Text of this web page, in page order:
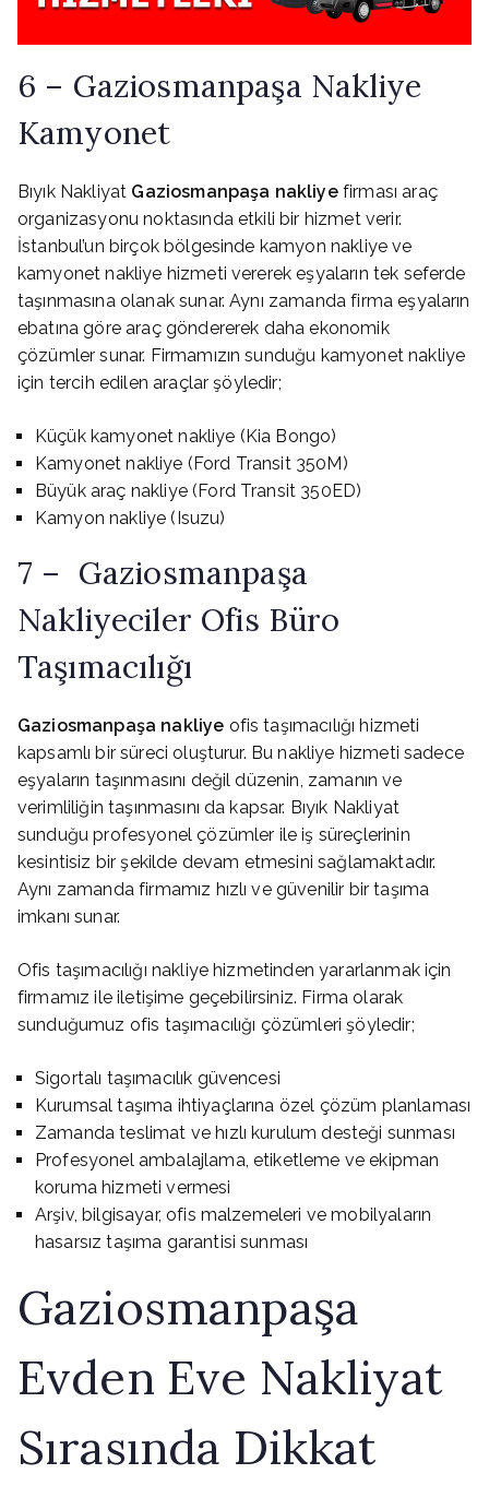
6 – Gaziosmanpaşa Nakliye
Kamyonet
Bıyık Nakliyat Gaziosmanpaşa nakliye firması araç
organizasyonu noktasında etkili bir hizmet verir.
İstanbul’un birçok bölgesinde kamyon nakliye ve
kamyonet nakliye hizmeti vererek eşyaların tek seferde
taşınmasına olanak sunar. Aynı zamanda firma eşyaların
ebatına göre araç göndererek daha ekonomik
çözümler sunar. Firmamızın sunduğu kamyonet nakliye
için tercih edilen araçlar şöyledir;
Küçük kamyonet nakliye (Kia Bongo)
Kamyonet nakliye (Ford Transit 350M)
Büyük araç nakliye (Ford Transit 350ED)
Kamyon nakliye (Isuzu)
7 – Gaziosmanpaşa
Nakliyeciler Ofis Büro
Taşımacılığı
Gaziosmanpaşa nakliye ofis taşımacılığı hizmeti
kapsamlı bir süreci oluşturur. Bu nakliye hizmeti sadece
eşyaların taşınmasını değil düzenin, zamanın ve
verimliliğin taşınmasını da kapsar. Bıyık Nakliyat
sunduğu profesyonel çözümler ile iş süreçlerinin
kesintisiz bir şekilde devam etmesini sağlamaktadır.
Aynı zamanda firmamız hızlı ve güvenilir bir taşıma
imkanı sunar.
Ofis taşımacılığı nakliye hizmetinden yararlanmak için
firmamız ile iletişime geçebilirsiniz. Firma olarak
sunduğumuz ofis taşımacılığı çözümleri şöyledir;
Sigortalı taşımacılık güvencesi
Kurumsal taşıma ihtiyaçlarına özel çözüm planlaması
Zamanda teslimat ve hızlı kurulum desteği sunması
Profesyonel ambalajlama, etiketleme ve ekipman
koruma hizmeti vermesi
Arşiv, bilgisayar, ofis malzemeleri ve mobilyaların
hasarsız taşıma garantisi sunması
Gaziosmanpaşa
Evden Eve Nakliyat
Sırasında Dikkat